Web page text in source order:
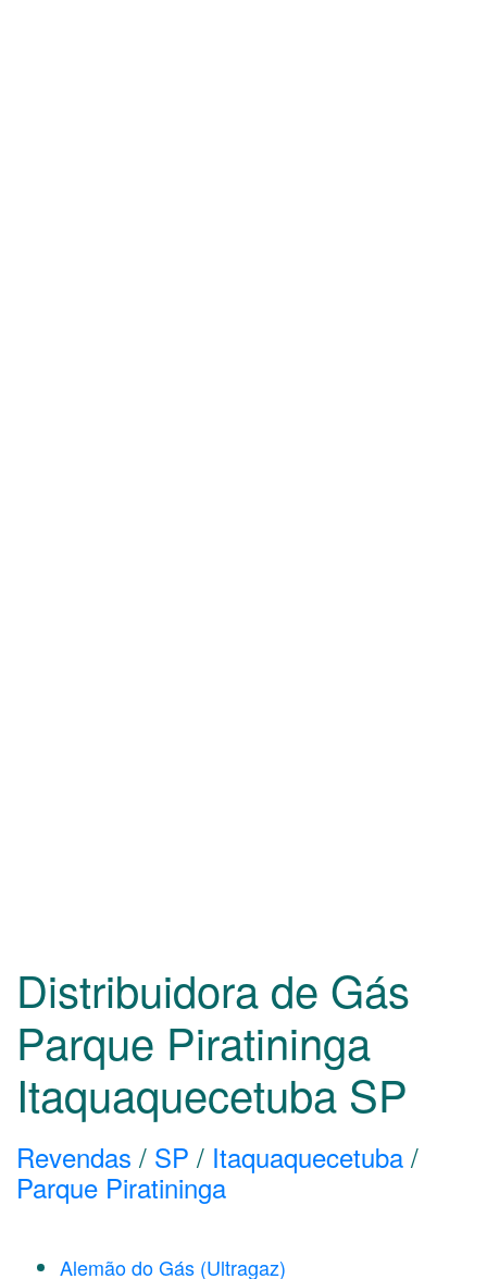
Distribuidora de Gás
Parque Piratininga
Itaquaquecetuba SP
Revendas / SP / Itaquaquecetuba /
Parque Piratininga
Alemão do Gás (Ultragaz)